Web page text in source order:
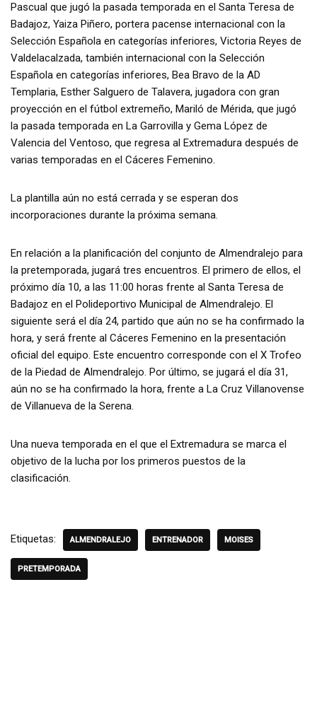
Pascual que jugó la pasada temporada en el Santa Teresa de
Badajoz, Yaiza Piñero, portera pacense internacional con la
Selección Española en categorías inferiores, Victoria Reyes de
Valdelacalzada, también internacional con la Selección
Española en categorías inferiores, Bea Bravo de la AD
Templaria, Esther Salguero de Talavera, jugadora con gran
proyección en el fútbol extremeño, Mariló de Mérida, que jugó
la pasada temporada en La Garrovilla y Gema López de
Valencia del Ventoso, que regresa al Extremadura después de
varias temporadas en el Cáceres Femenino.
La plantilla aún no está cerrada y se esperan dos
incorporaciones durante la próxima semana.
En relación a la planificación del conjunto de Almendralejo para
la pretemporada, jugará tres encuentros. El primero de ellos, el
próximo día 10, a las 11:00 horas frente al Santa Teresa de
Badajoz en el Polideportivo Municipal de Almendralejo. El
siguiente será el día 24, partido que aún no se ha confirmado la
hora, y será frente al Cáceres Femenino en la presentación
oficial del equipo. Este encuentro corresponde con el X Trofeo
de la Piedad de Almendralejo. Por último, se jugará el día 31,
aún no se ha confirmado la hora, frente a La Cruz Villanovense
de Villanueva de la Serena.
Una nueva temporada en el que el Extremadura se marca el
objetivo de la lucha por los primeros puestos de la
clasificación.
Etiquetas: ALMENDRALEJO ENTRENADOR MOISES
PRETEMPORADA